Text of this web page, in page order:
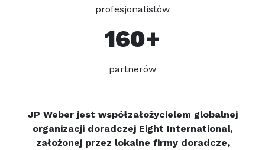
profesjonalistów
160+
partnerów
JP Weber jest współzałożycielem globalnej
organizacji doradczej Eight International,
założonej przez lokalne firmy doradcze,